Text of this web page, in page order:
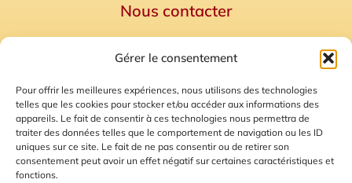
Gérer le consentement
Pour offrir les meilleures expériences, nous utilisons des technologies
telles que les cookies pour stocker et/ou accéder aux informations des
appareils. Le fait de consentir à ces technologies nous permettra de
traiter des données telles que le comportement de navigation ou les ID
uniques sur ce site. Le fait de ne pas consentir ou de retirer son
consentement peut avoir un effet négatif sur certaines caractéristiques et
fonctions.
Nous contacter
Mentions Légales
Plan du site
Gestion des Cookies